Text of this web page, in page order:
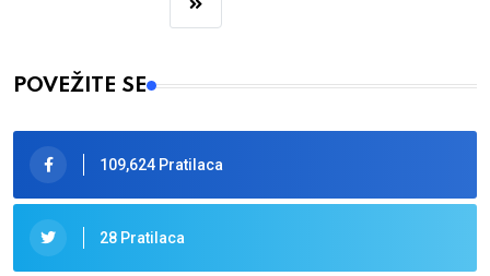
POVEŽITE SE
109,624 Pratilaca
28 Pratilaca